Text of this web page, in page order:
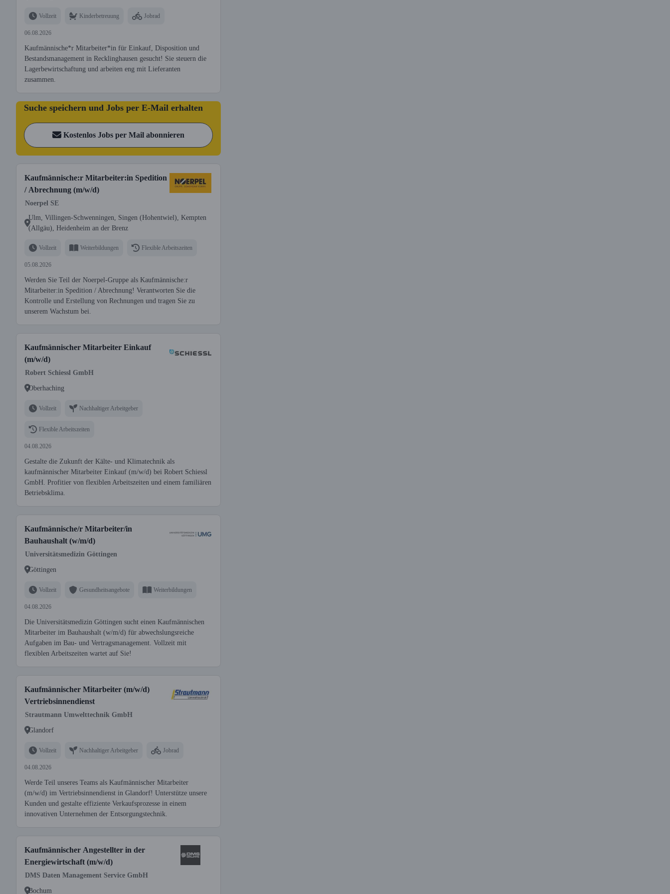
Vollzeit Kinderbetreuung Jobrad
06.08.2026
Kaufmännische*r Mitarbeiter*in für Einkauf, Disposition und
Bestandsmanagement in Recklinghausen gesucht! Sie steuern die
Lagerbewirtschaftung und arbeiten eng mit Lieferanten
zusammen.
Suche speichern und Jobs per E-Mail erhalten
Kostenlos Jobs per Mail abonnieren
Kaufmännische:r Mitarbeiter:in Spedition
/ Abrechnung (m/w/d)
Noerpel SE
Ulm, Villingen-Schwenningen, Singen (Hohentwiel), Kempten
(Allgäu), Heidenheim an der Brenz
Vollzeit Weiterbildungen Flexible Arbeitszeiten
05.08.2026
Werden Sie Teil der Noerpel-Gruppe als Kaufmännische:r
Mitarbeiter:in Spedition / Abrechnung! Verantworten Sie die
Kontrolle und Erstellung von Rechnungen und tragen Sie zu
unserem Wachstum bei.
Kaufmännischer Mitarbeiter Einkauf
(m/w/d)
Robert Schiessl GmbH
Oberhaching
Vollzeit Nachhaltiger Arbeitgeber
Flexible Arbeitszeiten
04.08.2026
Gestalte die Zukunft der Kälte- und Klimatechnik als
kaufmännischer Mitarbeiter Einkauf (m/w/d) bei Robert Schiessl
GmbH. Profitier von flexiblen Arbeitszeiten und einem familiären
Betriebsklima.
Kaufmännische/r Mitarbeiter/in
Bauhaushalt (w/m/d)
Universitätsmedizin Göttingen
Göttingen
Vollzeit Gesundheitsangebote Weiterbildungen
04.08.2026
Die Universitätsmedizin Göttingen sucht einen Kaufmännischen
Mitarbeiter im Bauhaushalt (w/m/d) für abwechslungsreiche
Aufgaben im Bau- und Vertragsmanagement. Vollzeit mit
flexiblen Arbeitszeiten wartet auf Sie!
Kaufmännischer Mitarbeiter (m/w/d)
Vertriebsinnendienst
Strautmann Umwelttechnik GmbH
Glandorf
Vollzeit Nachhaltiger Arbeitgeber Jobrad
04.08.2026
Werde Teil unseres Teams als Kaufmännischer Mitarbeiter
(m/w/d) im Vertriebsinnendienst in Glandorf! Unterstütze unsere
Kunden und gestalte effiziente Verkaufsprozesse in einem
innovativen Unternehmen der Entsorgungstechnik.
Kaufmännischer Angestellter in der
Energiewirtschaft (m/w/d)
DMS Daten Management Service GmbH
Bochum